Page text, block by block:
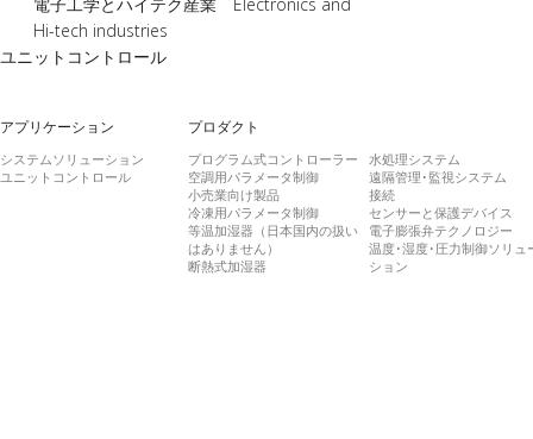
Hi-tech industries
ユニットコントロール
アプリケーション
システムソリューション
ユニットコントロール
プロダクト
プログラム式コントローラー
空調用パラメータ制御
小売業向け製品
冷凍用パラメータ制御
等温加湿器（日本国内の扱い
はありません）
断熱式加湿器
水処理システム
遠隔管理･監視システム
接続
センサーと保護デバイス
電子膨張弁テクノロジー
温度･湿度･圧力制御ソリュ
ション